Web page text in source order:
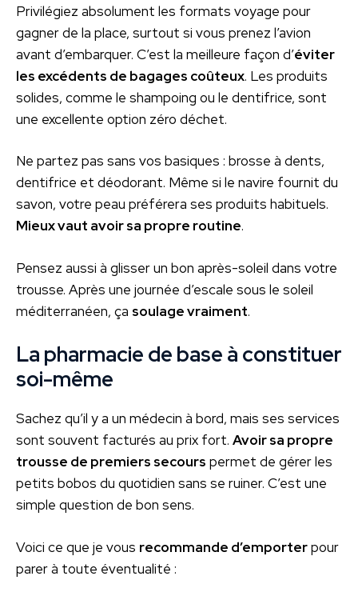
Privilégiez absolument les formats voyage pour
gagner de la place, surtout si vous prenez l’avion
avant d’embarquer. C’est la meilleure façon d’éviter
les excédents de bagages coûteux. Les produits
solides, comme le shampoing ou le dentifrice, sont
une excellente option zéro déchet.
Ne partez pas sans vos basiques : brosse à dents,
dentifrice et déodorant. Même si le navire fournit du
savon, votre peau préférera ses produits habituels.
Mieux vaut avoir sa propre routine.
Pensez aussi à glisser un bon après-soleil dans votre
trousse. Après une journée d’escale sous le soleil
méditerranéen, ça soulage vraiment.
La pharmacie de base à constituer
soi-même
Sachez qu’il y a un médecin à bord, mais ses services
sont souvent facturés au prix fort. Avoir sa propre
trousse de premiers secours permet de gérer les
petits bobos du quotidien sans se ruiner. C’est une
simple question de bon sens.
Voici ce que je vous recommande d’emporterpour
parer à toute éventualité :